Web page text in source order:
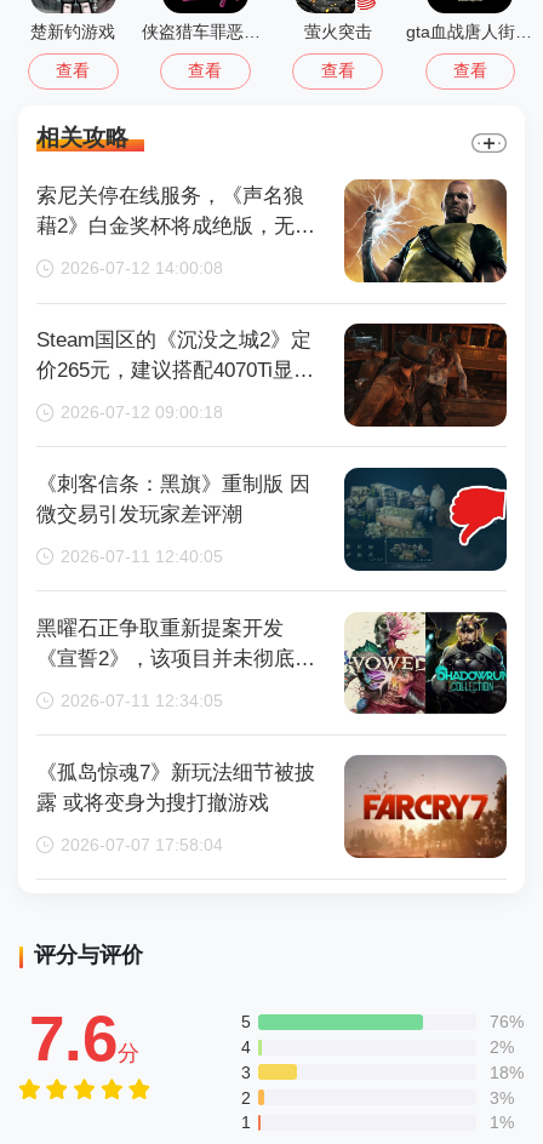
楚新钓游戏
查看
侠盗猎车罪恶都市中文版(GTA：SA MOD安装器)
查看
萤火突击
查看
gta血战唐人街汉化版1.01
查看
相关攻略
索尼关停在线服务，《声名狼
藉2》白金奖杯将成绝版，无法
再获取
2026-07-12 14:00:08
Steam国区的《沉没之城2》定
价265元，建议搭配4070Ti显卡
以获得较好体验
2026-07-12 09:00:18
《刺客信条：黑旗》重制版 因
微交易引发玩家差评潮
2026-07-11 12:40:05
黑曜石正争取重新提案开发
《宣誓2》，该项目并未彻底取
消
2026-07-11 12:34:05
《孤岛惊魂7》新玩法细节被披
露 或将变身为搜打撤游戏
2026-07-07 17:58:04
评分与评价
7.6分
5
76%
4
2%
3
18%
2
3%
1
1%